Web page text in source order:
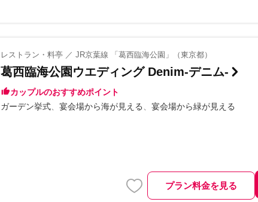
レストラン・料亭 ／ JR京葉線 「葛西臨海公園」（東京都）
葛西臨海公園ウエディング Denim-デニム-
カップルのおすすめポイント
ガーデン挙式
宴会場から海が見える 宴会場から緑が見える
プラン料金を見る